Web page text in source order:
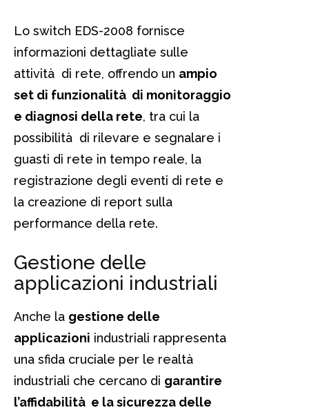
Lo switch EDS-2008 fornisce
informazioni dettagliate sulle
attività di rete, offrendo un ampio
set di funzionalità di monitoraggio
e diagnosi della rete, tra cui la
possibilità di rilevare e segnalare i
guasti di rete in tempo reale, la
registrazione degli eventi di rete e
la creazione di report sulla
performance della rete.
Gestione delle
applicazioni industriali
Anche la gestione delle
applicazioni industriali rappresenta
una sfida cruciale per le realtà
industriali che cercano di garantire
l’affidabilità e la sicurezza delle